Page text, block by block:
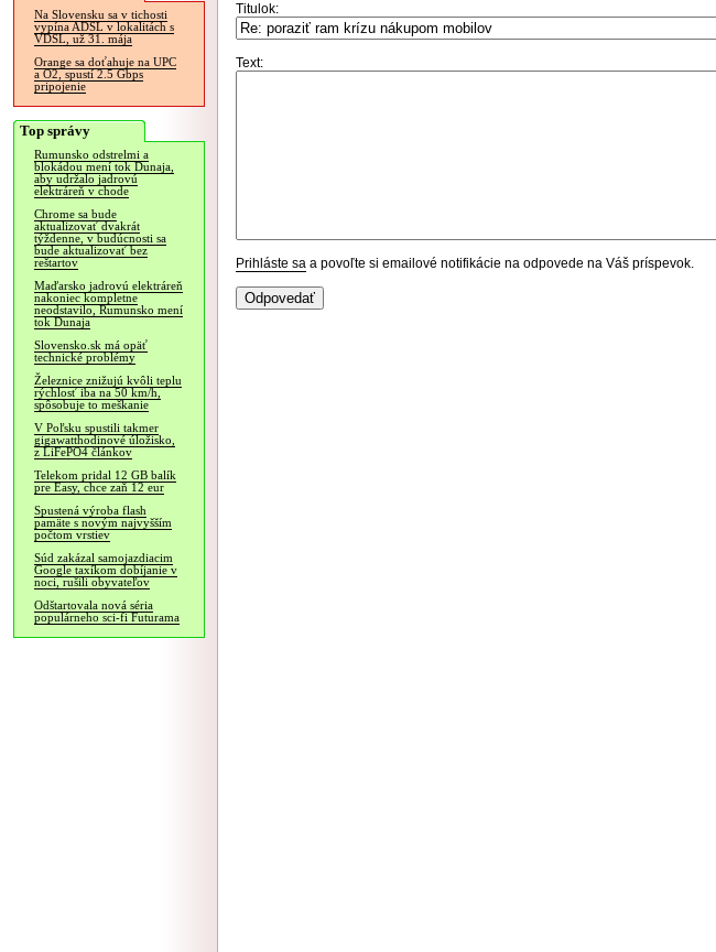
Na Slovensku sa v tichosti
vypína ADSL v lokalitách s
VDSL, už 31. mája
Orange sa doťahuje na UPC
a O2, spustí 2.5 Gbps
pripojenie
Top správy
Rumunsko odstrelmi a
blokádou mení tok Dunaja,
aby udržalo jadrovú
elektráreň v chode
Chrome sa bude
aktualizovať dvakrát
týždenne, v budúcnosti sa
bude aktualizovať bez
reštartov
Maďarsko jadrovú elektráreň
nakoniec kompletne
neodstavilo, Rumunsko mení
tok Dunaja
Slovensko.sk má opäť
technické problémy
Železnice znižujú kvôli teplu
rýchlosť iba na 50 km/h,
spôsobuje to meškanie
V Poľsku spustili takmer
gigawatthodinové úložisko,
z LiFePO4 článkov
Telekom pridal 12 GB balík
pre Easy, chce zaň 12 eur
Spustená výroba flash
pamäte s novým najvyšším
počtom vrstiev
Súd zakázal samojazdiacim
Google taxíkom dobíjanie v
noci, rušili obyvateľov
Odštartovala nová séria
populárneho sci-fi Futurama
Titulok:
Text:
Prihláste sa a povoľte si emailové notifikácie na odpovede na Váš príspevok.